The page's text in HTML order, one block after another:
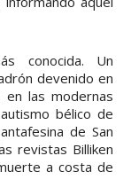
conocida. Un
devenido en
las modernas
bélico de
de San
revistas Billiken
a costa de